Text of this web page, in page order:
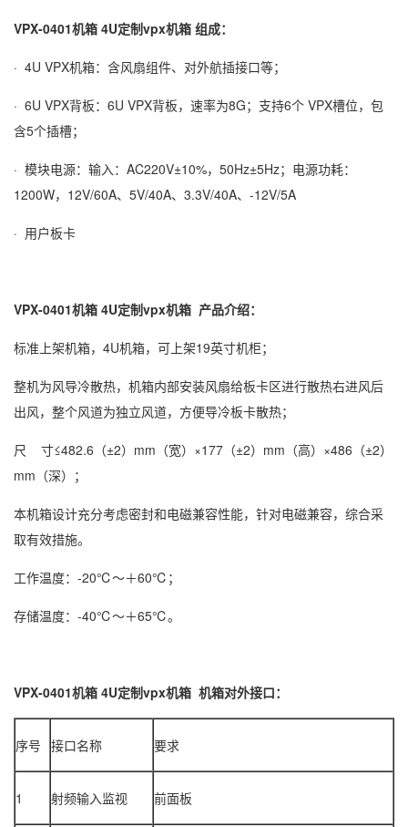
VPX-0401机箱 4U定制vpx机箱 组成：
· 4U VPX机箱：含风扇组件、对外航插接口等；
· 6U VPX背板：6U VPX背板，速率为8G；支持6个 VPX槽位，包
含5个插槽；
· 模块电源：输入：AC220V±10%，50Hz±5Hz；电源功耗：
1200W，12V/60A、5V/40A、3.3V/40A、-12V/5A
· 用户板卡
VPX-0401机箱 4U定制vpx机箱 产品介绍：
标准上架机箱，4U机箱，可上架19英寸机柜；
整机为风导冷散热，机箱内部安装风扇给板卡区进行散热右进风后
出风，整个风道为独立风道，方便导冷板卡散热；
尺 寸≤482.6（±2）mm（宽）×177（±2）mm（高）×486（±2）
mm（深）；
本机箱设计充分考虑密封和电磁兼容性能，针对电磁兼容，综合采
取有效措施。
工作温度：-20℃～＋60℃；
存储温度：-40℃～＋65℃。
VPX-0401机箱 4U定制vpx机箱 机箱对外接口：
序号 接口名称 要求
1 射频输入监视 前面板